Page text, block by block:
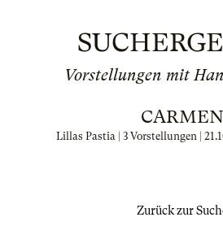
Vorstellungen mit
CARMEN
Lillas Pastia | 3 Vorstellungen |
Zurück zur